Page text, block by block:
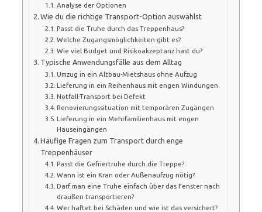
Analyse der Optionen
Wie du die richtige Transport-Option auswählst
Passt die Truhe durch das Treppenhaus?
Welche Zugangsmöglichkeiten gibt es?
Wie viel Budget und Risikoakzeptanz hast du?
Typische Anwendungsfälle aus dem Alltag
Umzug in ein Altbau-Mietshaus ohne Aufzug
Lieferung in ein Reihenhaus mit engen Windungen
Notfall-Transport bei Defekt
Renovierungssituation mit temporären Zugängen
Lieferung in ein Mehrfamilienhaus mit engen
Hauseingängen
Häufige Fragen zum Transport durch enge
Treppenhäuser
Passt die Gefriertruhe durch die Treppe?
Wann ist ein Kran oder Außenaufzug nötig?
Darf man eine Truhe einfach über das Fenster nach
draußen transportieren?
Wer haftet bei Schäden und wie ist das versichert?